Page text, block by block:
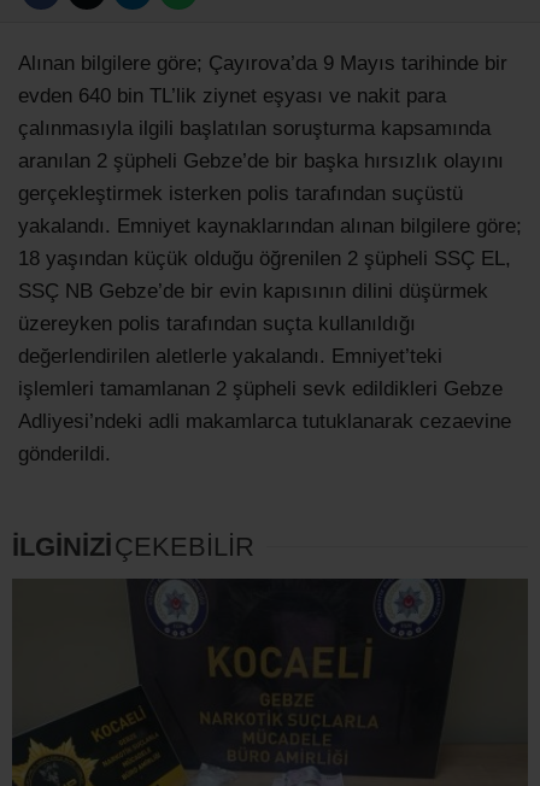
Alınan bilgilere göre; Çayırova’da 9 Mayıs tarihinde bir
evden 640 bin TL’lik ziynet eşyası ve nakit para
çalınmasıyla ilgili başlatılan soruşturma kapsamında
aranılan 2 şüpheli Gebze’de bir başka hırsızlık olayını
gerçekleştirmek isterken polis tarafından suçüstü
yakalandı. Emniyet kaynaklarından alınan bilgilere göre;
18 yaşından küçük olduğu öğrenilen 2 şüpheli SSÇ EL,
SSÇ NB Gebze’de bir evin kapısının dilini düşürmek
üzereyken polis tarafından suçta kullanıldığı
değerlendirilen aletlerle yakalandı. Emniyet’teki
işlemleri tamamlanan 2 şüpheli sevk edildikleri Gebze
Adliyesi’ndeki adli makamlarca tutuklanarak cezaevine
gönderildi.
İLGİNİZİÇEKEBİLİR